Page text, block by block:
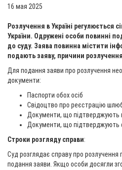
16 мая 2025
Розлучення в Україні регулюється
України. Одружені особи повинні
до суду. Заява повинна містити
подають заяву, причини розлучення
Для подання заяви про розлучення
документи:
Паспорти обох осіб
Свідоцтво про реєстрацію
Документи, що підтверджують
Документи, що підтверджують
Строки розгляду справи:
Суд розглядає справу про розлучення
подання заяви. Якщо особи досягли